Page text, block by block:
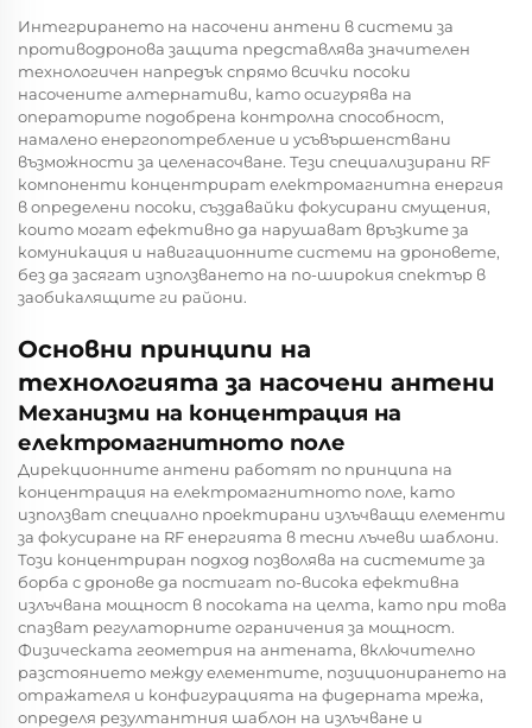
Интегрирането на насочени антени в системи за
противодронова защита представлява значителен
технологичен напредък спрямо всички посоки
насочените алтернативи, като осигурява на
операторите подобрена контролна способност,
намалено енергопотребление и усъвършенствани
възможности за целенасочване. Тези специализирани RF
компоненти концентрират електромагнитна енергия
в определени посоки, създавайки фокусирани смущения,
които могат ефективно да нарушават връзките за
комуникация и навигационните системи на дроновете,
без да засягат използването на по-широкия спектър в
заобикалящите ги райони.
Основни принципи на
технологията за насочени антени
Механизми на концентрация на
електромагнитното поле
Дирекционните антени работят по принципа на
концентрация на електромагнитното поле, като
използват специално проектирани излъчващи елементи
за фокусиране на RF енергията в тесни лъчеви шаблони.
Този концентриран подход позволява на системите за
борба с дронове да постигат по-висока ефективна
излъчвана мощност в посоката на целта, като при това
спазват регулаторните ограничения за мощност.
Физическата геометрия на антената, включително
разстоянието между елементите, позиционирането на
отражателя и конфигурацията на фидерната мрежа,
определя резултантния шаблон на излъчване и